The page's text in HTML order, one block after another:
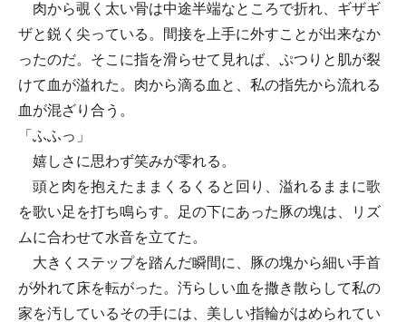
肉から覗く太い骨は中途半端なところで折れ、ギザギ
ザと鋭く尖っている。間接を上手に外すことが出来なか
ったのだ。そこに指を滑らせて見れば、ぷつりと肌が裂
けて血が溢れた。肉から滴る血と、私の指先から流れる
血が混ざり合う。
「ふふっ」
嬉しさに思わず笑みが零れる。
頭と肉を抱えたままくるくると回り、溢れるままに歌
を歌い足を打ち鳴らす。足の下にあった豚の塊は、リズ
ムに合わせて水音を立てた。
大きくステップを踏んだ瞬間に、豚の塊から細い手首
が外れて床を転がった。汚らしい血を撒き散らして私の
家を汚しているその手には、美しい指輪がはめられてい